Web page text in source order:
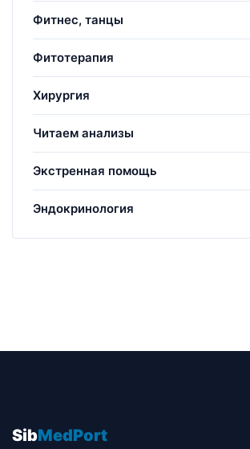
Фитнес, танцы
Фитотерапия
Хирургия
Читаем анализы
Экстренная помощь
Эндокринология
SibMedPort